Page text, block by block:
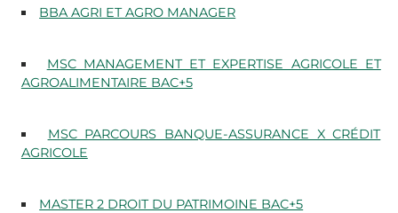
BBA AGRI ET AGRO MANAGER
MSC MANAGEMENT ET EXPERTISE AGRICOLE ET
AGROALIMENTAIRE BAC+5
MSC PARCOURS BANQUE-ASSURANCE X CRÉDIT
AGRICOLE
MASTER 2 DROIT DU PATRIMOINE BAC+5